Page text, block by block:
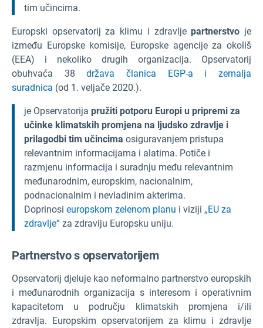
tim učincima.
Europski opservatorij za klimu i zdravljepartnerstvo je
između Europske komisije, Europske agencije za okoliš
(EEA) i nekoliko drugih organizacija. Opservatorij
obuhvaća 38država članica EGP-a i zemalja
suradnica (od 1. veljače 2020.).
je Opservatorija pružiti potporu Europi u pripremi za
učinke klimatskih promjena na ljudsko zdravlje i
prilagodbi tim učincima osiguravanjem pristupa
relevantnim informacijama i alatima. Potiče i
razmjenu informacija i suradnju među relevantnim
međunarodnim, europskim, nacionalnim,
podnacionalnim i nevladinim akterima.
Doprinosi europskom zelenom planu i viziji „EU za
zdravlje” za zdraviju Europsku uniju.
Partnerstvo s opservatorijem
Opservatorij djeluje kao neformalno partnerstvo europskih
i međunarodnih organizacija s interesom i operativnim
kapacitetom u području klimatskih promjena i/ili
zdravlja. Europskim opservatorijem za klimu i zdravlje